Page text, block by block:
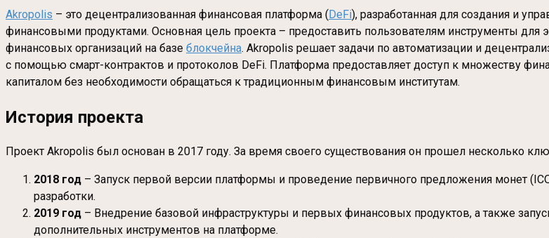
Akropolis – это децентрализованная финансовая платформа (DeFi), разработанная для создания и
финансовыми продуктами. Основная цель проекта – предоставить пользователям инструменты
финансовых организаций на базе блокчейна. Akropolis решает задачи по автоматизации и
с помощью смарт-контрактов и протоколов DeFi. Платформа предоставляет доступ к множеству
капиталом без необходимости обращаться к традиционным финансовым институтам.
История проекта
Проект Akropolis был основан в 2017 году. За время своего существования он прошел несколько
2018 год – Запуск первой версии платформы и проведение первичного предложения монет
разработки.
2019 год – Внедрение базовой инфраструктуры и первых финансовых продуктов, а также
дополнительных инструментов на платформе.